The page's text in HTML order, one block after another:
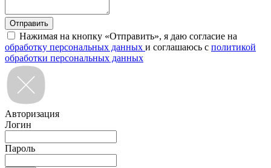
Нажимая на кнопку «Отправить», я даю согласие на
обработку персональных данных и соглашаюсь с политикой
обработки персональных данных
Авторизация
Логин
Пароль